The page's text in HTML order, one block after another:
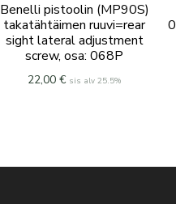
Benelli pistoolin (MP90S)
takatähtäimen ruuvi=rear
sight lateral adjustment
screw, osa: 068P
22,00 € sis alv 25.5%